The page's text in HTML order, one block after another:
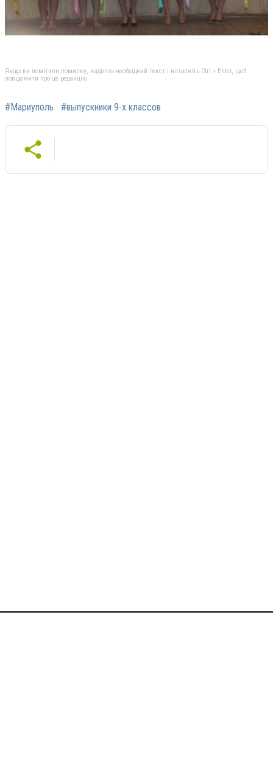
Якщо ви помітили помилку, виділіть необхідний текст і натисніть Ctrl + Enter, щоб
повідомити про це редакцію
#Мариуполь #выпускники 9-х классов